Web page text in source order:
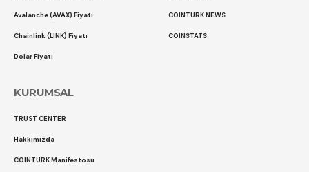
Avalanche (AVAX) Fiyatı
Chainlink (LINK) Fiyatı
Dolar Fiyatı
COINTURK NEWS
COINSTATS
KURUMSAL
TRUST CENTER
Hakkımızda
COINTURK Manifestosu